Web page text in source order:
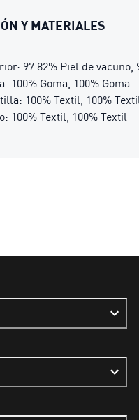
Y MATERIALES
97.82% Piel de vacuno,
100% Goma, 100% Goma
100% Textil, 100%
100% Textil, 100% Textil